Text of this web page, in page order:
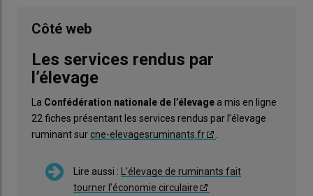
Côté web
Les services rendus par
l’élevage
La Confédération nationale de l’élevage a mis en ligne
22 fiches présentant les services rendus par l’élevage
ruminant sur cne-elevagesruminants.fr
Lire aussi :
L’élevage de ruminants fait
tourner l’économie circulaire